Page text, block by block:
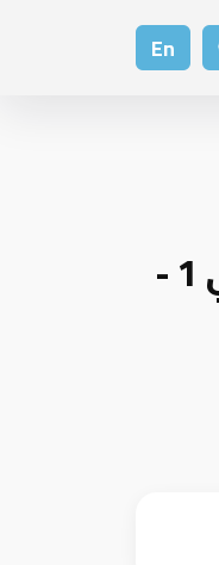
En
طائرة من الفلين خفيفة الوزن 2 في 1 -